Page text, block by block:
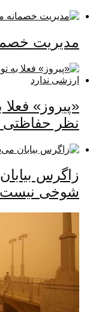
مدیریت
«پیروز»
نظر حفاظتی
زاگرس
شوخی